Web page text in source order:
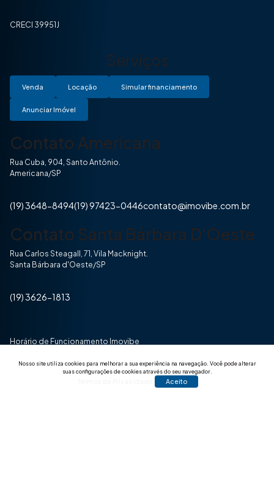
Nosso site utiliza cookies para melhorar a sua experiência na navegação. Você pode alterar
suas configurações de cookies através do seu navegador.
Aceito
CRECI 39951J
Serviços
Venda Locação Simular financiamento
Anunciar Imóvel
Contato Americana
Rua Cuba, 904, Santo Antônio.
Americana/SP
(19) 3648-8494(19) 97423-0446contato@imovibe.com.br
Contato Santa Bárbara D'Oeste
Rua Carlos Steagall, 71, Vila Macknight.
Santa Bárbara d'Oeste/SP
(19) 3626-1813
Horário de Funcionamento Imovibe
Seg a Sexta das 8hrs às 17h30min